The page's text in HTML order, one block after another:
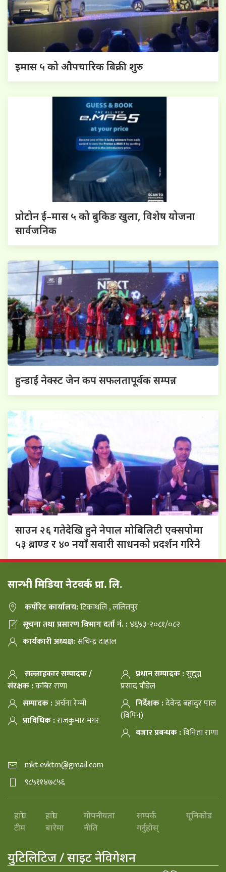
इमास ५ को औपचारिक बिक्री शुरु
प्रोटोन ई–मास ५ को बुकिङ खुला, विशेष योजना
सार्वजनिक
हुन्डाई नेक्स्ट जेन कप सफलतापूर्वक सम्पन्न
साउन २६ गतेदेखि हुने नेपाल मोबिलिटी एक्सपोमा
५३ ब्राण्ड र ४० नयाँ सवारी साधनको प्रदर्शन गरिने
सान्भी मिडिया नेटवर्क प्रा. लि.
कर्पोरेट कार्यालय:टिकाथलि , ललितपुर
सूचना तथा प्रसारण विभाग दर्ता नं. :४६५३-२०८१/०८२
कार्यकारी अध्यक्ष:सचिन्द्र दाहाल
सल्लाहकार सम्पादक /
संरक्षक :कबिर राणा
प्रधान सम्पादक :सुद्युम्न
प्रसाद पौडेल
सम्पादक :अर्चना रेग्मी
प्राविधिक :राजकुमार मगर
निर्देशक :देवेन्द्र बहादुर पाल
(विपिन)
बजार प्रबन्धक :विनिता राणा
mkt.evktm@gmail.com
९८५११४७८५६
हाम्रो
टीम
हाम्रो
बारेमा
गोपनीयता
नीति
सम्पर्क
गर्नुहोस्
यूनिकोड
युटिलिटिज / साइट नेविगेशन